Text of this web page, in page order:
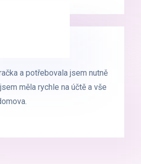
a potřebovala jsem nutně
měla rychle na účtě a vše
a potřebovala jsem nutně
měla rychle na účtě a vše